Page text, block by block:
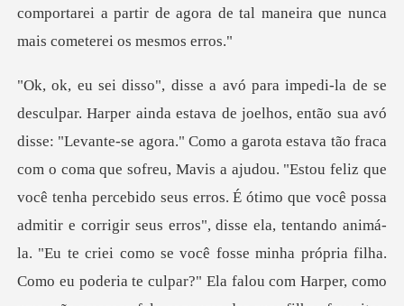
percebido seus erros. É ótimo que você possa
admitir e corrigir seus erros", disse ela, tentando animá-
la. "Eu te criei como se você fosse minha própria filha.
Como eu poderia te culpar?" Ela falou com Harper, como